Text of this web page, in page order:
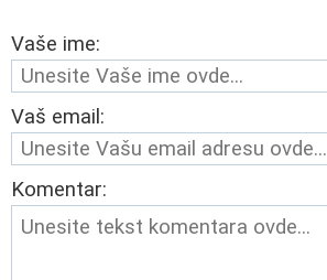
Vaše ime:
Vaš email:
Komentar: